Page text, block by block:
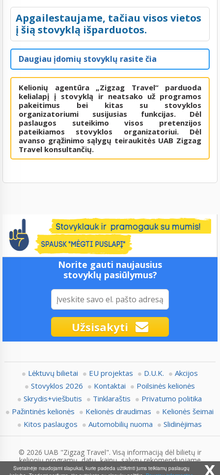
Apgailestaujame, tačiau visos vietos
į šią stovyklą išparduotos.
Daugiau įdomių stovyklų rasite čia
Kelionių agentūra „Zigzag Travel“ parduoda
kelialapį į stovyklą ir neatsako už programos
pakeitimus bei kitas su stovyklos
organizatoriumi susijusias funkcijas. Dėl
paslaugos suteikimo visos pretenzijos
pateikiamos stovyklos organizatoriui. Dėl
avanso grąžinimo sąlygų teiraukitės UAB Zigzag
Travel konsultančių.
Norite gauti naujausius
stovyklų pasiūlymus?
Užsisakyti
Lėktuvų bilietai EU projektas D.U.K.
Akcijos
Stovyklos 2026
Kontaktai
Poilsinės kelionės
Skrydis+viešbutis
Tinklaraštis
Privatumo politika
Pažintinės kelionės
Kelionės draudimas
Kelionės šeimai
Kitos paslaugos
Automobilių nuoma Slidinėjimas
© 2026 UAB "Zigzag Travel". Visą informaciją dėl bilietų ir
kelionių programų, datų, kainų, sąlygų rekomenduojame
pasitikslinti su Zigzag.lt konsultantais.
x
Svetainėje naudojami slapukai, kurie padeda užtikrinti jums teikiamų paslaugų